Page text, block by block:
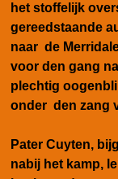
het stoffelijk
gereedstaande
naar de
voor den gang
plechtig
onder den zang
Pater Cuyten,
nabij het kamp,